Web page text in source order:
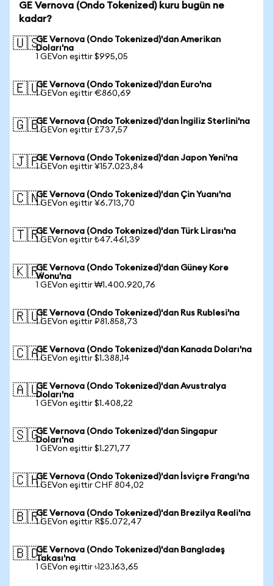
GE Vernova (Ondo Tokenized) kuru bugün ne
kadar?
🇺🇸GE Vernova (Ondo Tokenized)'dan Amerikan
Doları'na
1 GEVon eşittir $995,05
🇪🇺GE Vernova (Ondo Tokenized)'dan Euro'na
1 GEVon eşittir €860,69
🇬🇧GE Vernova (Ondo Tokenized)'dan İngiliz Sterlini'na
1 GEVon eşittir £737,57
🇯🇵GE Vernova (Ondo Tokenized)'dan Japon Yeni'na
1 GEVon eşittir ¥157.023,84
🇨🇳GE Vernova (Ondo Tokenized)'dan Çin Yuanı'na
1 GEVon eşittir ¥6.713,70
🇹🇷GE Vernova (Ondo Tokenized)'dan Türk Lirası'na
1 GEVon eşittir ₺47.461,39
🇰🇷GE Vernova (Ondo Tokenized)'dan Güney Kore
Wonu'na
1 GEVon eşittir ₩1.400.920,76
🇷🇺GE Vernova (Ondo Tokenized)'dan Rus Rublesi'na
1 GEVon eşittir ₽81.858,73
🇨🇦GE Vernova (Ondo Tokenized)'dan Kanada Doları'na
1 GEVon eşittir $1.388,14
🇦🇺GE Vernova (Ondo Tokenized)'dan Avustralya
Doları'na
1 GEVon eşittir $1.408,22
🇸🇬GE Vernova (Ondo Tokenized)'dan Singapur
Doları'na
1 GEVon eşittir $1.271,77
🇨🇭GE Vernova (Ondo Tokenized)'dan İsviçre Frangı'na
1 GEVon eşittir CHF 804,02
🇧🇷GE Vernova (Ondo Tokenized)'dan Brezilya Reali'na
1 GEVon eşittir R$5.072,47
🇧🇩GE Vernova (Ondo Tokenized)'dan Bangladeş
Takası'na
1 GEVon eşittir ৳123.163,65